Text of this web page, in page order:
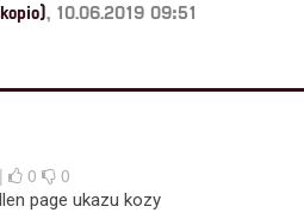
, 10.06.2019 09:51
0 0
page ukazu kozy